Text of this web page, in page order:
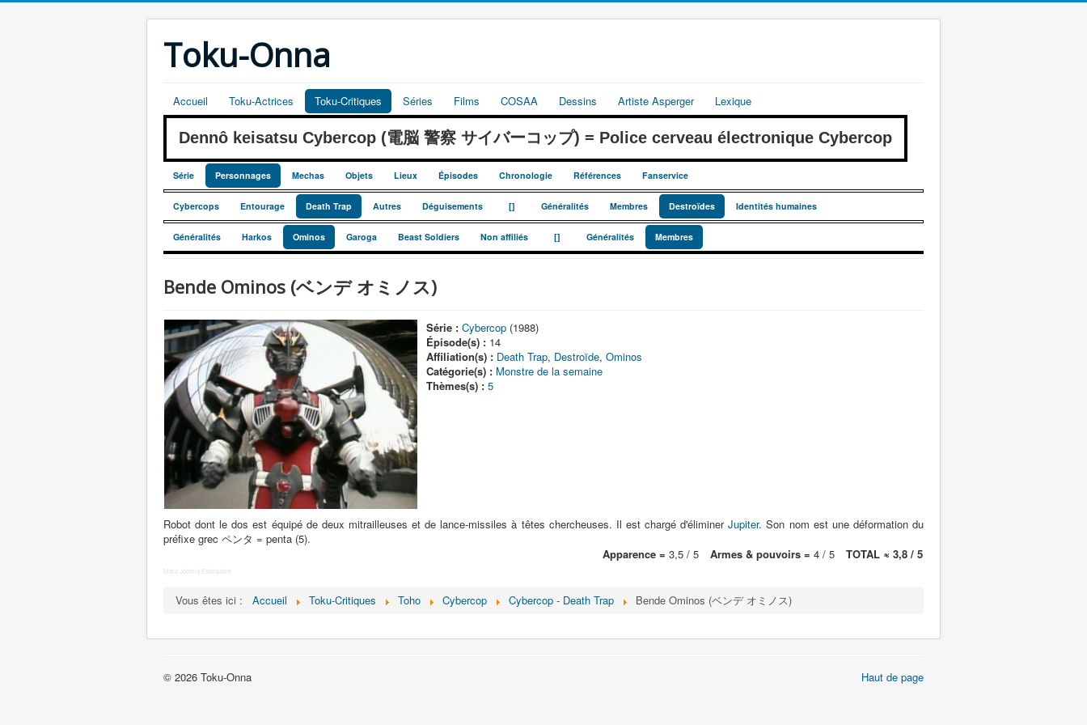
Toku-Onna
Accueil Toku-Actrices Toku-Critiques Séries Films COSAA Dessins Artiste Asperger Lexique
Dennô keisatsu Cybercop (電脳 警察 サイバーコップ) = Police cerveau électronique Cybercop
Série Personnages Mechas Objets Lieux Épisodes Chronologie Références Fanservice
Cybercops Entourage Death Trap Autres Déguisements [] Généralités Membres Destroïdes Identités humaines
Généralités Harkos Ominos Garoga Beast Soldiers Non affiliés [] Généralités Membres
Bende Ominos (ベンデ オミノス)
Série : Cybercop(1988)
Épisode(s) :14
Affiliation(s) : Death Trap, Destroïde, Ominos
Catégorie(s) : Monstre de la semaine
Thèmes(s) : 5
Robot dont le dos est équipé de deux mitrailleuses et de lance-missiles à têtes chercheuses. Il est chargé d'éliminerJupiter. Son nom est une déformation du
préfixe grec ペンタ = penta (5).
Apparence = 3,5 / 5 Armes & pouvoirs = 4 / 5 TOTAL ≈ 3,8 / 5
More Joomla Extensions
Vous êtes ici : Accueil Toku-Critiques Toho Cybercop Cybercop - Death Trap Bende Ominos (ベンデ オミノス)
Haut de page
© 2026 Toku-Onna